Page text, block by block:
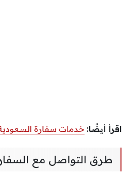
اقرأ أيضًا: خدمات سفارة
طرق التواصل مع